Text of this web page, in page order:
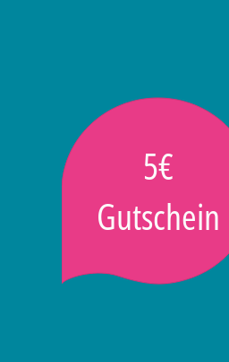
5€
Gutschein